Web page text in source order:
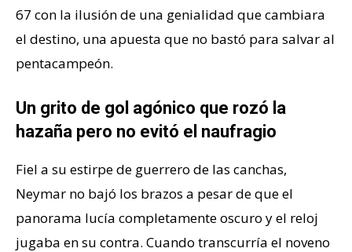
67 con la ilusión de una genialidad que cambiara
el destino, una apuesta que no bastó para salvar al
pentacampeón.
Un grito de gol agónico que rozó la
hazaña pero no evitó el naufragio
Fiel a su estirpe de guerrero de las canchas,
Neymar no bajó los brazos a pesar de que el
panorama lucía completamente oscuro y el reloj
jugaba en su contra. Cuando transcurría el noveno